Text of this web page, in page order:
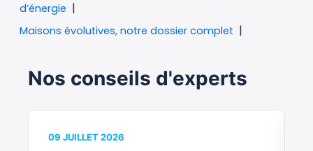
d’énergie
Maisons évolutives, notre dossier complet
Nos conseils d'experts
09 JUILLET 2026